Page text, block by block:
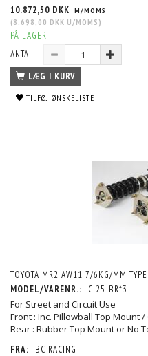
10.872,50 DKK M/MOMS
(8.698,00 DKK U/MOMS )
PÅ LAGER
ANTAL
LÆG I KURV
TILFØJ ØNSKELISTE
TOYOTA MR2 AW11 7/6KG/MM
MODEL/VARENR.:
C-25-BR*3
For Street and Circuit Use
Front : Inc. Pillowball Top Mount
Rear : Rubber Top Mount or No
FRA:
BC RACING